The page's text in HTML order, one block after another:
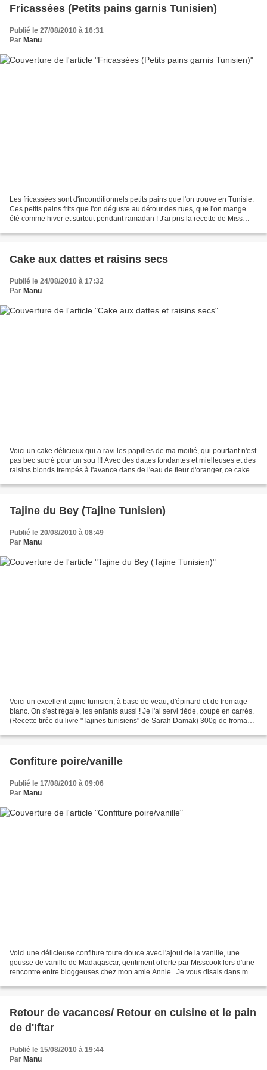
Fricassées (Petits pains garnis Tunisien)
Publié le 27/08/2010 à 16:31
Par Manu
Les fricassées sont d'inconditionnels petits pains que l'on trouve en Tunisie.
Ces petits pains frits que l'on déguste au détour des rues, que l'on mange
été comme hiver et surtout pendant ramadan ! J'ai pris la recette de Miss
Cake aux dattes et raisins secs
Publié le 24/08/2010 à 17:32
Par Manu
Voici un cake délicieux qui a ravi les papilles de ma moitié, qui pourtant n'est
pas bec sucré pour un sou !!! Avec des dattes fondantes et mielleuses et des
raisins blonds trempés à l'avance dans de l'eau de fleur d'oranger, ce cake
Tajine du Bey (Tajine Tunisien)
Publié le 20/08/2010 à 08:49
Par Manu
Voici un excellent tajine tunisien, à base de veau, d'épinard et de fromage
blanc. On s'est régalé, les enfants aussi ! Je l'ai servi tiède, coupé en carrés.
(Recette tirée du livre "Tajines tunisiens" de Sarah Damak) 300g de fromage
Confiture poire/vanille
Publié le 17/08/2010 à 09:06
Par Manu
Voici une délicieuse confiture toute douce avec l'ajout de la vanille, une
gousse de vanille de Madagascar, gentiment offerte par Misscook lors d'une
rencontre entre bloggeuses chez mon amie Annie . Je vous disais dans mon
Retour de vacances/ Retour en cuisine et le pain
de d'Iftar
Publié le 15/08/2010 à 19:44
Par Manu